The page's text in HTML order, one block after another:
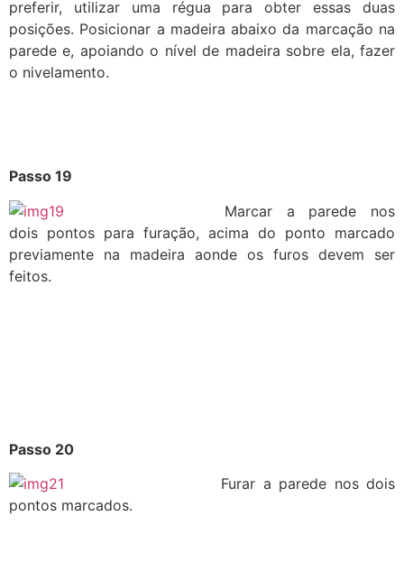
preferir, utilizar uma régua para obter essas duas
posições. Posicionar a madeira abaixo da marcação na
parede e, apoiando o nível de madeira sobre ela, fazer
o nivelamento.
Passo 19
Marcar a parede nos
dois pontos para furação, acima do ponto marcado
previamente na madeira aonde os furos devem ser
feitos.
Passo 20
Furar a parede nos dois
pontos marcados.